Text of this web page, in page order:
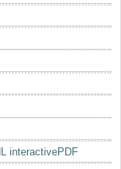
interactivePDF